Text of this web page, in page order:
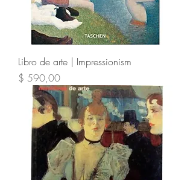
Libro de arte | Impressionism
Precio
$ 590,00